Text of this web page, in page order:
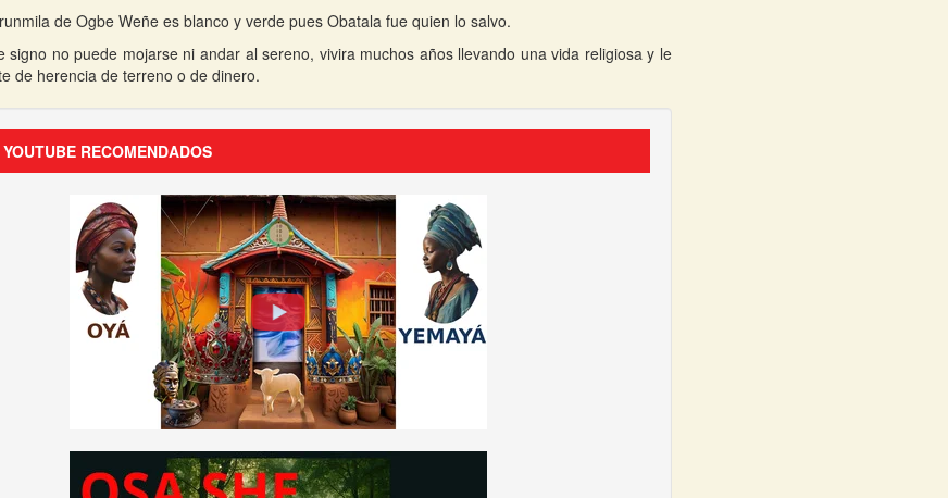
de Ogbe Weñe es blanco y verde pues Obatala fue quien lo salvo.
signo no puede mojarse ni andar al sereno, vivira muchos años llevando una vida religiosa y le
de herencia de terreno o de dinero.
RECOMENDADOS